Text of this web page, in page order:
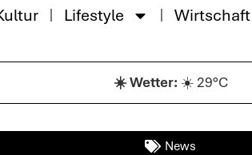
Lifestyle
☀️ 29°C
News